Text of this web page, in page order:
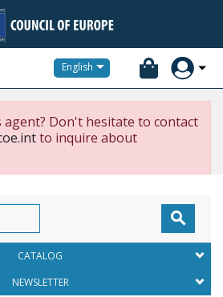
English
agent? Don't hesitate to contact
to inquire about

CATALOG
NEWSLETTER